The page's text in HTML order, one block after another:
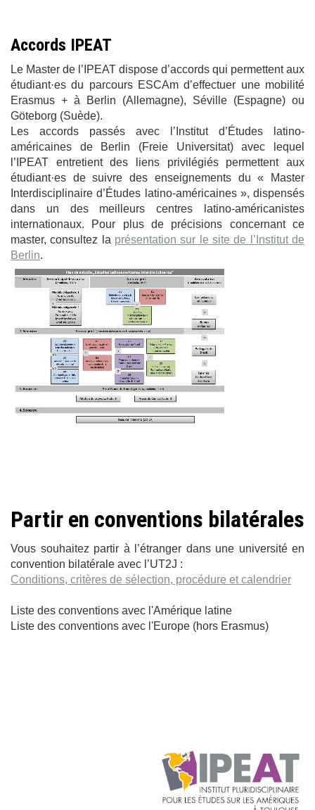
Accords IPEAT
Le Master de l’IPEAT dispose d’accords qui permettent aux
étudiant·es du parcours ESCAm d’effectuer une mobilité
Erasmus + à Berlin (Allemagne), Séville (Espagne) ou
Göteborg (Suède).
Les accords passés avec l’Institut d’Études latino-
américaines de Berlin (Freie Universitat) avec lequel
l’IPEAT entretient des liens privilégiés permettent aux
étudiant·es de suivre des enseignements du « Master
Interdisciplinaire d’Études latino-américaines », dispensés
dans un des meilleurs centres latino-américanistes
internationaux. Pour plus de précisions concernant ce
master, consultez la présentation sur le site de l’Institut de
Berlin.
Partir en conventions bilatérales
Vous souhaitez partir à l’étranger dans une université en
convention bilatérale avec l’UT2J :
Conditions, critères de sélection, procédure et calendrier
Liste des conventions avec l'Amérique latine
Liste des conventions avec l'Europe (hors Erasmus)